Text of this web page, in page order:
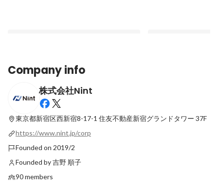
【25卒インタビュー】入社から1年経っ
て、感じた成長とは（後編）
Latest Latest
Company info
株式会社Nint
東京都新宿区西新宿8-17-1 住友不動産新宿グランドタワー 37F
https://www.nint.jp/corp
Founded on 2019/2
Founded by 吉野 順子
90 members